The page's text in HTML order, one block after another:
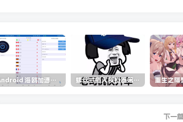
Android 海鸥加速器v6.6.3(解锁会员)
螺丝式插入模拟器第5代/NejicomiSimulator.Vol.5.v1.0.2
下一篇